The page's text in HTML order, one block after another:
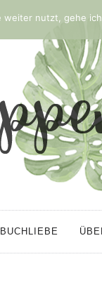
BUCHLIEBE
nutzt, gehe